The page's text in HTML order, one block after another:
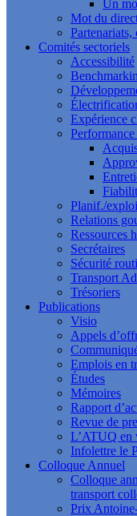
Un
Mot du
Comités sectoriels
Accessibilité
Expérience
Planif./
Relations
Ressources
Secrétaires
Sécurité
Transport
Trésoriers
Publications
Visio
Appels
Emplois en
Études
Mémoires
Rapport
Revue de
L’ATUQ en
Infolettre le
Colloque Annuel
Colloque
transport
Prix